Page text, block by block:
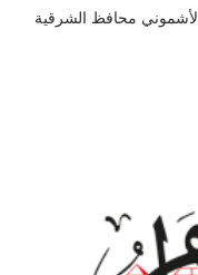
محافظ الشرقية